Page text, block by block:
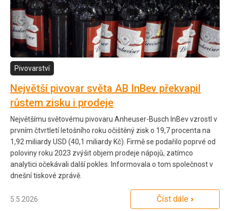
Pivovarství
Největší pivovar světa AB InBev překvapil
růstem zisku i prodeje
Největšímu světovému pivovaru Anheuser-Busch InBev vzrostl v
prvním čtvrtletí letošního roku očištěný zisk o 19,7 procenta na
1,92 miliardy USD (40,1 miliardy Kč). Firmě se podařilo poprvé od
poloviny roku 2023 zvýšit objem prodeje nápojů, zatímco
analytici očekávali další pokles. Informovala o tom společnost v
dnešní tiskové zprávě.
5.5.2026 Číst dále